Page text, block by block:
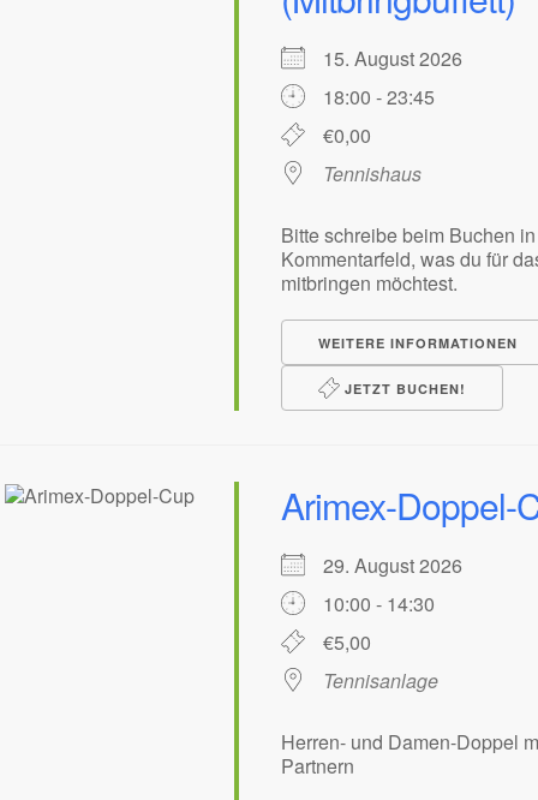
15. August 2026
18:00 - 23:45
€0,00
Tennishaus
Bitte schreibe beim Buchen
Kommentarfeld, was du für
mitbringen möchtest.
WEITERE INFORMATIONEN
JETZT BUCHEN!
Arimex-Doppel-
29. August 2026
10:00 - 14:30
€5,00
Tennisanlage
Herren- und Damen-Doppel
Partnern